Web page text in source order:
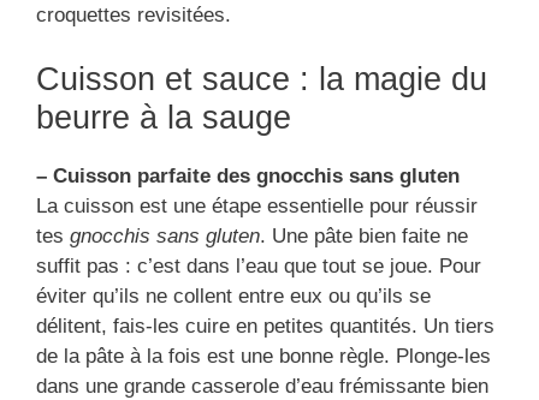
croquettes revisitées.
Cuisson et sauce : la magie du
beurre à la sauge
– Cuisson parfaite des gnocchis sans gluten
La cuisson est une étape essentielle pour réussir
tes gnocchis sans gluten. Une pâte bien faite ne
suffit pas : c’est dans l’eau que tout se joue. Pour
éviter qu’ils ne collent entre eux ou qu’ils se
délitent, fais-les cuire en petites quantités. Un tiers
de la pâte à la fois est une bonne règle. Plonge-les
dans une grande casserole d’eau frémissante bien